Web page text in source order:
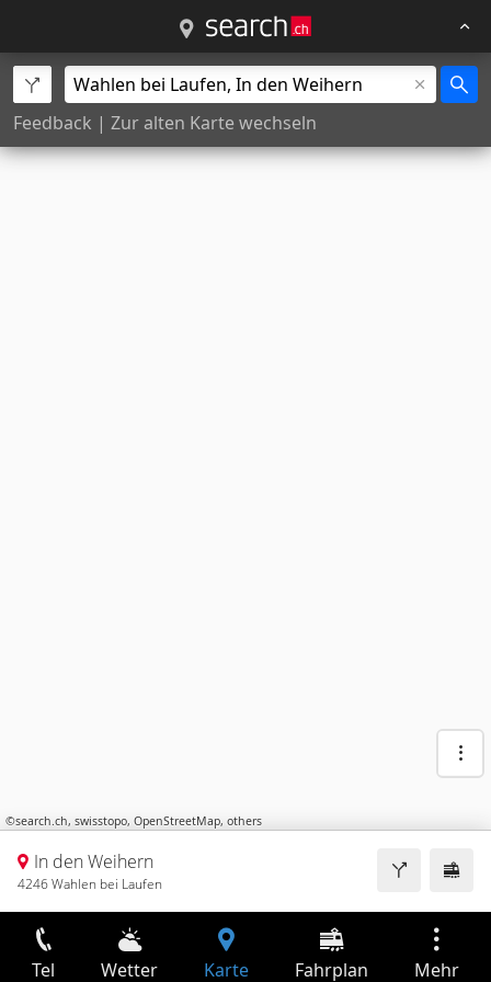
Feedback | Zur alten Karte wechseln
©search.ch, swisstopo, OpenStreetMap, others
In den Weihern
4246 Wahlen bei Laufen
Tel Wetter Karte Fahrplan Mehr